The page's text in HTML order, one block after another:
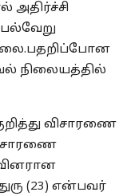
நிலையத்தில்
விசாரணை
(23) என்பவர்